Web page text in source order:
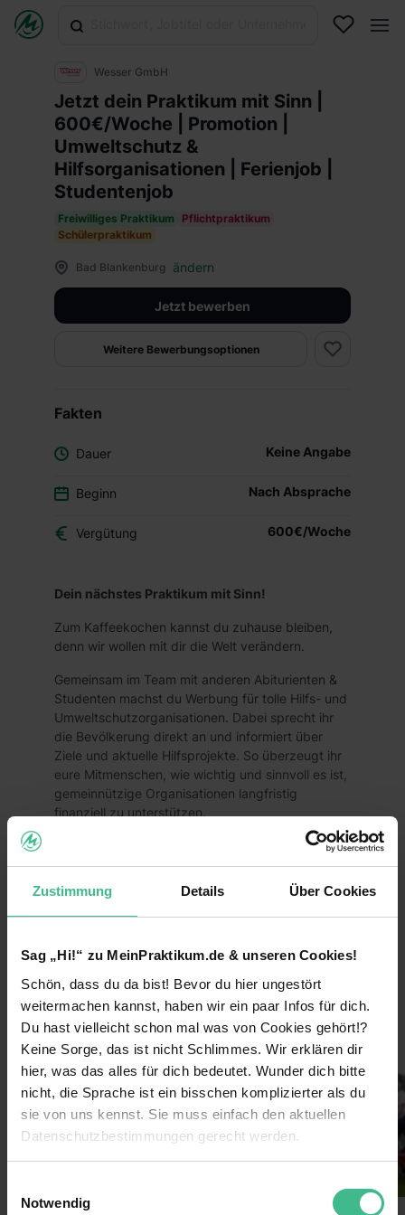
Zustimmung Details Über Cookies
Sag „Hi!“ zu MeinPraktikum.de & unseren Cookies!
Schön, dass du da bist! Bevor du hier ungestört
weitermachen kannst, haben wir ein paar Infos für dich.
Du hast vielleicht schon mal was von Cookies gehört!?
Keine Sorge, das ist nicht Schlimmes. Wir erklären dir
hier, was das alles für dich bedeutet. Wunder dich bitte
nicht, die Sprache ist ein bisschen komplizierter als du
sie von uns kennst. Sie muss einfach den aktuellen
Datenschutzbestimmungen gerecht werden.
Notwendig
Wesser GmbH
Jetzt dein Praktikum mit Sinn |
600€/Woche | Promotion |
Umweltschutz &
Hilfsorganisationen | Ferienjob |
Studentenjob
Freiwilliges Praktikum
Pflichtpraktikum
Schülerpraktikum
Bad Blankenburg ändern
Jetzt bewerben
Weitere Bewerbungsoptionen
Fakten
Dauer Keine Angabe
Beginn Nach Absprache
Vergütung 600€/Woche
Dein nächstes Praktikum mit Sinn!
Zum Kaffeekochen kannst du zuhause bleiben,
denn wir wollen mit dir die Welt verändern.
Gemeinsam im Team mit anderen Abiturienten &
Studenten machst du Werbung für tolle Hilfs- und
Umweltschutzorganisationen. Dabei sprecht ihr
die Bevölkerung direkt an und informiert über
Ziele und aktuelle Hilfsprojekte. So überzeugt ihr
eure Mitmenschen, wie wichtig und sinnvoll es ist,
gemeinnützige Organisationen langfristig
finanziell zu unterstützen.
Das heißt, du trägst durch dein Praktikum aktiv
dazu bei, dass großartige Hilfsprojekte zum
Schutz von Mensch, Tier und Umwelt nachhaltig
umgesetzt werden können!
Deutschlands größte Städte für dich!
Lerne coole neue Leute kennen und arbeite im
Verdiene 600€/Woche
Sichere dir darüber hinaus Prämien durch deine
Lass dich von uns coachen & erhalte nach
weiterlesen
Bilder